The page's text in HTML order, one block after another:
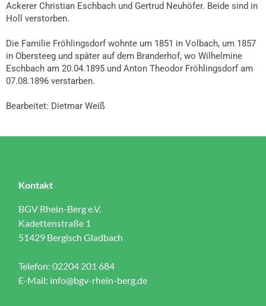
Ackerer Christian Eschbach und Gertrud Neuhöfer. Beide sind in
Holl verstorben.
Die Familie Fröhlingsdorf wohnte um 1851 in Volbach, um 1857
in Obersteeg und später auf dem Branderhof, wo Wilhelmine
Eschbach am 20.04.1895 und Anton Theodor Fröhlingsdorf am
07.08.1896 verstarben.
Bearbeitet: Dietmar Weiß
Kontakt
BGV Rhein-Berg e.V.
Kadettenstraße 1
51429 Bergisch Gladbach
Telefon: 02204 201 684
E-Mail: info@bgv-rhein-berg.de